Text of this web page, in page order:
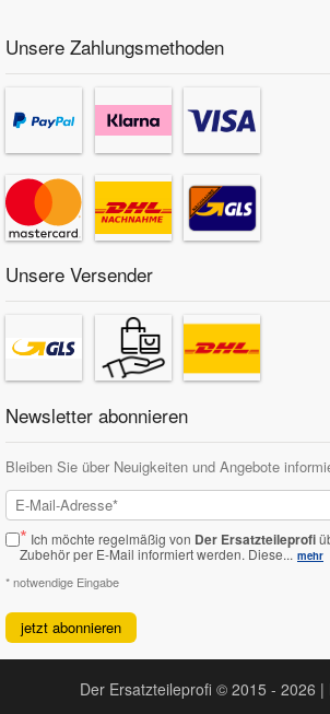
Unsere Zahlungsmethoden
Unsere Versender
Newsletter abonnieren
Bleiben Sie über Neuigkeiten und Angebote
* Ich möchte regelmäßig von Der Ersatzteileprofi
Zubehör per E-Mail informiert werden. Diese... mehr
* notwendige Eingabe
jetzt abonnieren
Der Ersatzteileprofi © 2015 - 2026 |